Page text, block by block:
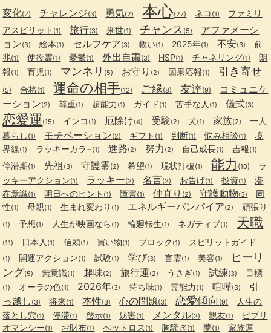
変化(2) チャレンジ(3) 勇気(2) 本心(27) ネコ (1)
ファミリ
アスピリット (1) 旅行(3) 来世(1) チャンス (5)
アファメーシ
ョン(3) 絵本(1) セルフケア(3) 救い(1) 2025年(1) 不安(3)
前
兆(1) 使役霊(1) 憂鬱(1) 外出自粛(3) HSP(1) チャネリング(1)
朗
報(1) 育児 (1) マンネリ (5) お守り (2) 因果応報(1) 引き寄せ
(5) 合格(1) 運命の相手(12) ご縁(8) 友達 (9)
コミュニケ
ーション(2) 尊重(1) 超能力 (1) ガイド (1) 苦手な人 (1) 儀式(3)
恋愛運 (15) インコ (1) 厄除け(4) 受験(2) 犬(1) 家族(2)
一人
暮らし (1) モチベーション(2) ギフト (1) 判断(1) 悩み相談(1)
境
界線(1) ラッキーカラ−(1) 進路(2) 努力 (2) 自己成長(1) 吉報(1)
停滞期(1) 先祖 (3) 守護霊(2) 希望(1) 現状打破(1) 能力 (10)
ラ
ッキーアクション(1) ラッキー(2) 名言(2) お告げ(1) 投資(1)
潜
在意識(1) 明日へのヒント (1) 障害(1) 仲直り (2) 守護動物(3)
同
性(1) 母親(1) 生まれ変わり (1) エネルギーバンパイア(2) 頑張り
(1) 予想(1) 人生が映画なら (1) 輪廻転生(1) ネガティブ(1) 天職
(11) 日本人 (1) 信頼(1) 買い物(1) ブロック (1) スピリットガイド
(1) 開運アクション(1) 試験(1) 学び(3) 言霊(1) 美容(1)
ヒーリ
ング(5) 無意識(1) 趣味(2) 旅行運(2) うさぎ(1) 試練(3) 目標
(1) オーラの色(1) 2026年(3) 持ち味(1) 霊能力 (1) 喧嘩(3)
引
っ越し (3) 将来(1) 本性(3) 心の問題 (3) 恋愛傾向 (9)
人生の
落とし穴(1) 停滞(1) 啓示(1) 妨害(1) メンタル(2) 親友(1)
ビブリ
オマンシー(1) お財布(1) ペットロス (1) 胸騒ぎ(1) 夢(1) 家族運